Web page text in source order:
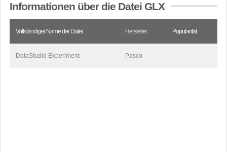
Informationen über die Datei GLX
Vollständiger Name der Datei Hersteller Popularität
DataStudio Experiment Pasco